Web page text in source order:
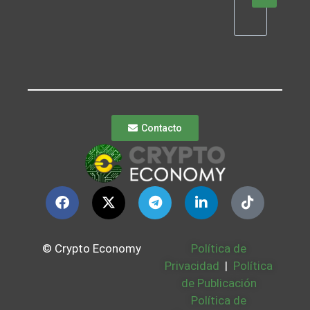
Contacto
© Crypto Economy
Política de
Privacidad | Política
de Publicación
Política de